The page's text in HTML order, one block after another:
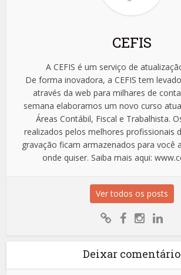
CEFIS
A CEFIS é um serviço de
De forma inovadora, a CEFIS tem
através da web para milhares de
semana elaboramos um novo curso
Áreas Contábil, Fiscal e Trabalhista.
realizados pelos melhores profissionais
gravação ficam armazenados para você
onde quiser. Saiba mais aqui:
Ver todos os posts
Deixar comentário